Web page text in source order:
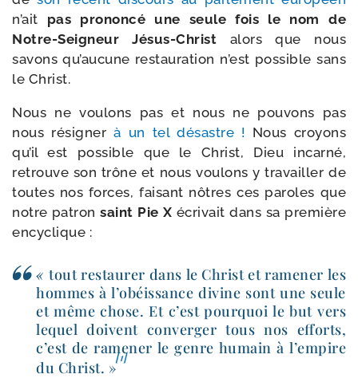
n’ait pas pro­non­cé une seule fois le nom de
Notre-​Seigneur Jésus-​Christ alors que nous
savons qu’aucune res­tau­ra­tion n’est pos­sible sans
le Christ.
Nous ne vou­lons pas et nous ne pou­vons pas
nous rési­gner à un tel désastre ! Nous croyons
qu’il est pos­sible que le Christ, Dieu incar­né,
retrouve son trône et nous vou­lons y tra­vailler de
toutes nos forces, fai­sant nôtres ces paroles que
notre patronsaint Pie X écri­vait dans sa pre­mière
encyclique :
«tout res­tau­rer dans le Christ et rame­ner les
hommes à l’obéissance divine sont une seule
et même chose. Et c’est pour­quoi le but vers
lequel doivent conver­ger tous nos efforts,
c’est de rame­ner le genre humain à l’empire
du Christ. »
[1]